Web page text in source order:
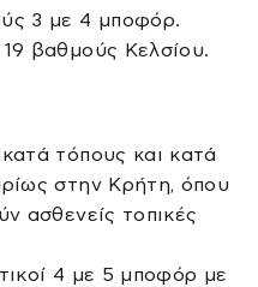
3 με 4 μποφόρ.
βαθμούς Κελσίου.
τόπους και κατά
στην Κρήτη, όπου
ασθενείς τοπικές
4 με 5 μποφόρ με